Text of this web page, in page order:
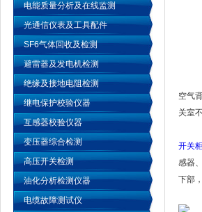
电能质量分析及在线监测
光通信仪表及工具配件
SF6气体回收及检测
避雷器及发电机检测
绝缘及接地电阻检测
继电保护校验仪器
互感器校验仪器
变压器综合检测
高压开关检测
油化分析检测仪器
电缆故障测试仪
空气
关室
开关
感器
下部